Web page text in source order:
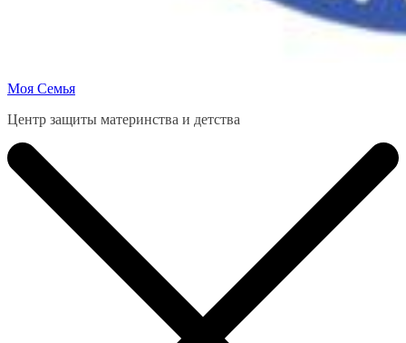
Моя Семья
Центр защиты материнства и детства